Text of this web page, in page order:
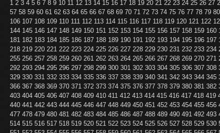
1 2 3 4 5 6 7 8 9 10 11 12 13 14 15 16 17 18 19 20 21 22 23 24 25 26 27
57 58 59 60 61 62 63 64 65 66 67 68 69 70 71 72 73 74 75 76 77 78 79
106 107 108 109 110 111 112 113 114 115 116 117 118 119 120 121 122
144 145 146 147 148 149 150 151 152 153 154 155 156 157 158 159 160
181 182 183 184 185 186 187 188 189 190 191 192 193 194 195 196 197
218 219 220 221 222 223 224 225 226 227 228 229 230 231 232 233 234
255 256 257 258 259 260 261 262 263 264 265 266 267 268 269 270 271
292 293 294 295 296 297 298 299 300 301 302 303 304 305 306 307 308
329 330 331 332 333 334 335 336 337 338 339 340 341 342 343 344 345
366 367 368 369 370 371 372 373 374 375 376 377 378 379 380 381 382
403 404 405 406 407 408 409 410 411 412 413 414 415 416 417 418 419
440 441 442 443 444 445 446 447 448 449 450 451 452 453 454 455 456
477 478 479 480 481 482 483 484 485 486 487 488 489 490 491 492 493
514 515 516 517 518 519 520 521 522 523 524 525 526 527 528 529 530